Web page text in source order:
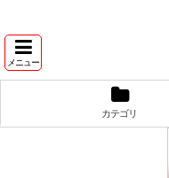
メニュー
カテゴリ